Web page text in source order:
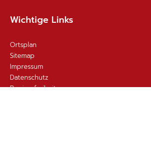
Wichtige Links
Ortsplan
Sitemap
Impressum
Datenschutz
Barrierefreiheit